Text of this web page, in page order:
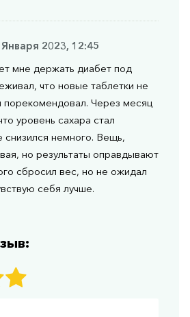
2023, 12:45
мне держать диабет под
что новые таблетки не
порекомендовал. Через месяц
уровень сахара стал
немного. Вещь,
но результаты оправдывают
сбросил вес, но не ожидал
себя лучше.